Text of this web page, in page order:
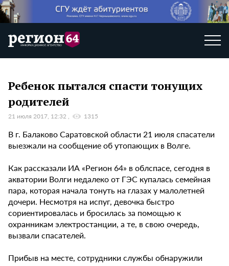
Ребенок пытался спасти тонущих
родителей
21 июля 2017, 12:32 1315
В г. Балаково Саратовской области 21 июля спасатели
выезжали на сообщение об утопающих в Волге.
Как рассказали ИА «Регион 64» в облспасе, сегодня в
акватории Волги недалеко от ГЭС купалась семейная
пара, которая начала тонуть на глазах у малолетней
дочери. Несмотря на испуг, девочка быстро
сориентировалась и бросилась за помощью к
охранникам электростанции, а те, в свою очередь,
вызвали спасателей.
Прибыв на месте, сотрудники службы обнаружили